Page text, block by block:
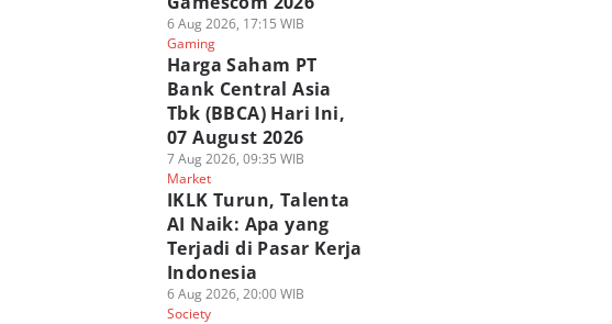
6 Aug 2026, 17:15 WIB
Gaming
Harga Saham PT
Bank Central Asia
Tbk (BBCA) Hari Ini,
07 August 2026
7 Aug 2026, 09:35 WIB
Market
IKLK Turun, Talenta
AI Naik: Apa yang
Terjadi di Pasar Kerja
Indonesia
6 Aug 2026, 20:00 WIB
Society